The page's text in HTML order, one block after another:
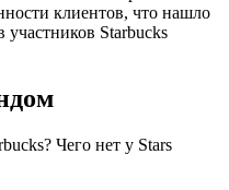
клиентов, что нашло
участников Starbucks